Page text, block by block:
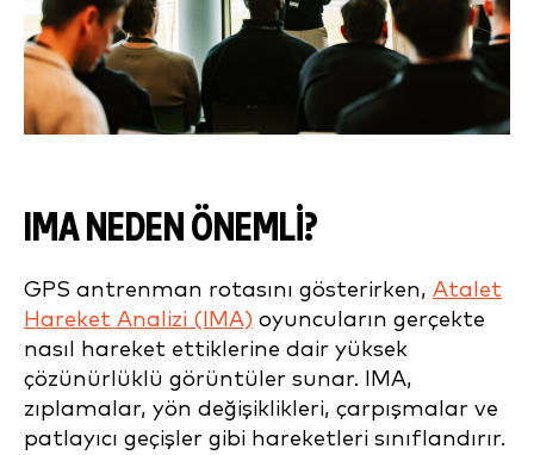
IMA NEDEN ÖNEMLİ?
GPS antrenman rotasını gösterirken, Atalet
Hareket Analizi (IMA) oyuncuların gerçekte
nasıl hareket ettiklerine dair yüksek
çözünürlüklü görüntüler sunar. IMA,
zıplamalar, yön değişiklikleri, çarpışmalar ve
patlayıcı geçişler gibi hareketleri sınıflandırır.